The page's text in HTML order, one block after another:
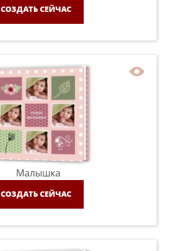
СОЗДАТЬ СЕЙЧАС
Малышка
СОЗДАТЬ СЕЙЧАС